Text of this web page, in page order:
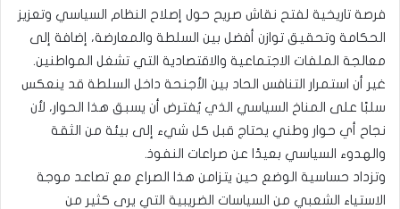
فرصة تاريخية لفتح نقاش صريح حول إصلاح النظام السياسي وتعزيز
الحكامة وتحقيق توازن أفضل بين السلطة والمعارضة، إضافة إلى
معالجة الملفات الاجتماعية والاقتصادية التي تشغل المواطنين.
غير أن استمرار التنافس الحاد بين الأجنحة داخل السلطة قد ينعكس
سلبًا على المناخ السياسي الذي يُفترض أن يسبق هذا الحوار، لأن
نجاح أي حوار وطني يحتاج قبل كل شيء إلى بيئة من الثقة
والهدوء السياسي بعيدًا عن صراعات النفوذ.
وتزداد حساسية الوضع حين يتزامن هذا الصراع مع تصاعد موجة
الاستياء الشعبي من السياسات الضريبية التي يرى كثير من